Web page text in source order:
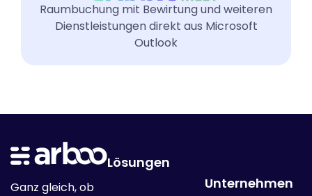
Raumbuchung mit Bewirtung und weiteren
Dienstleistungen direkt aus Microsoft
Outlook
Ganz gleich, ob
Lösungen
Unternehmen